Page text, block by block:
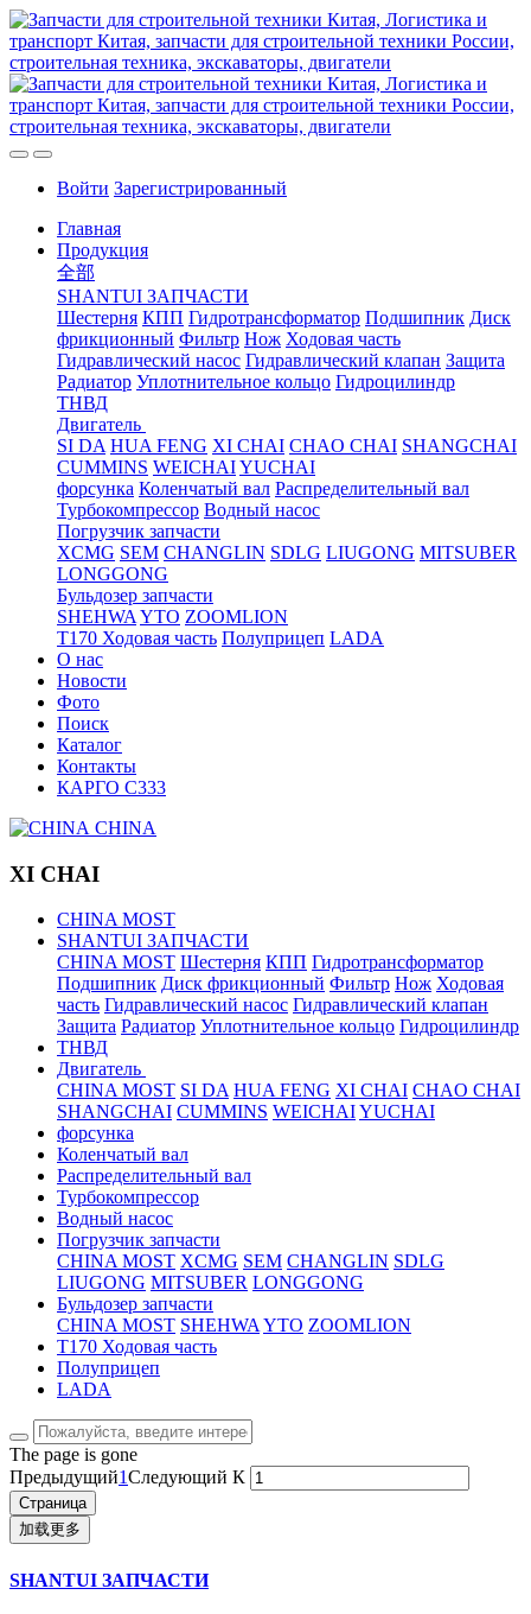
Войти Зарегистрированный
Главная
Продукция
全部
SHANTUI ЗАПЧАСТИ
Шестерня КПП Гидротрансформатор Подшипник Диск
фрикционный Фильтр Нож Ходовая часть
Гидравлический насос Гидравлический клапан Защита
Радиатор Уплотнительное кольцо Гидроцилиндр
ТНВД
Двигатель
SI DA HUA FENG XI CHAI CHAO CHAI SHANGCHAI
CUMMINS WEICHAIYUCHAI
форсунка Коленчатый вал Распределительный вал
Турбокомпрессор Водный насос
Погрузчик запчасти
XCMG SEM CHANGLIN SDLG LIUGONG MITSUBER
LONGGONG
Бульдозер запчасти
SHEHWA YTO ZOOMLION
T170 Ходовая часть Полуприцеп LADA
О нас
Новости
Фото
Поиск
Каталог
Контакты
КАРГО С333
CHINA
XI CHAI
CHINA MOST
SHANTUI ЗАПЧАСТИ
CHINA MOST Шестерня КПП Гидротрансформатор
Подшипник Диск фрикционный Фильтр Нож Ходовая
часть Гидравлический насос Гидравлический клапан
Защита Радиатор Уплотнительное кольцо Гидроцилиндр
ТНВД
Двигатель
CHINA MOST SI DA HUA FENG XI CHAI CHAO CHAI
SHANGCHAI CUMMINS WEICHAIYUCHAI
форсунка
Коленчатый вал
Распределительный вал
Турбокомпрессор
Водный насос
Погрузчик запчасти
CHINA MOST XCMG SEM CHANGLIN SDLG
LIUGONG MITSUBER LONGGONG
Бульдозер запчасти
CHINA MOST SHEHWAYTO ZOOMLION
T170 Ходовая часть
Полуприцеп
LADA
The page is gone
Предыдущий1Следующий К
加载更多
SHANTUI ЗАПЧАСТИ